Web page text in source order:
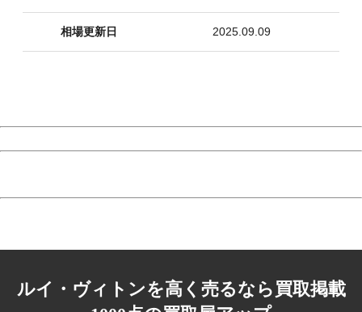
相場更新日 2025.09.09
ルイ・ヴィトンを高く売るなら買取掲載